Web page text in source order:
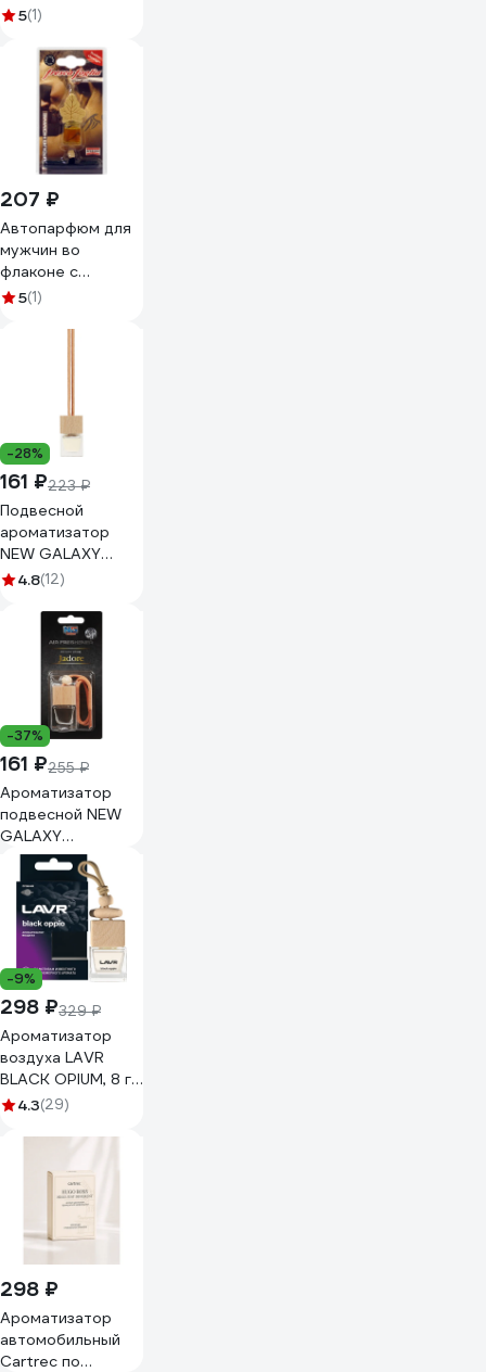
Apple бабл гам,
машина, летний
бриз, ваниль,
парфюм 794-593
5(1)
207 ₽
Автопарфюм для
мужчин во
флаконе с
крышкой AREXONS
5(1)
-28%
161 ₽223 ₽
Подвесной
ароматизатор
NEW GALAXY
Автопарфюм, по
opium, 5 мл 794-
4.8(12)
-37%
161 ₽255 ₽
Ароматизатор
подвесной NEW
GALAXY
Автопарфюм, по
мотивам Jadore, 5
мл 794-558
-9%
298 ₽329 ₽
Ароматизатор
воздуха LAVR
BLACK OPIUM, 8 г
Ln1783
4.3(29)
298 ₽
Ароматизатор
автомобильный
Cartrec по